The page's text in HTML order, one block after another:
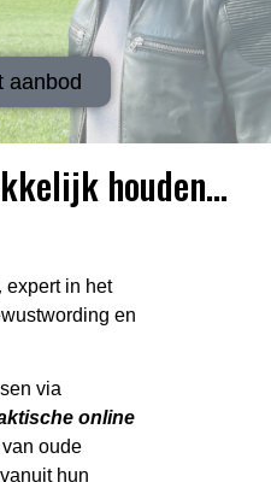
aanbod
houden...
expert in het
en
via
online
oude
hun